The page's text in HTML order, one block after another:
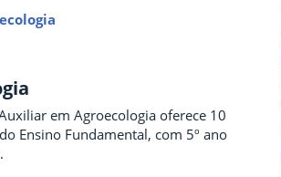
em Agroecologia oferece 10
Ensino Fundamental, com 5º ano